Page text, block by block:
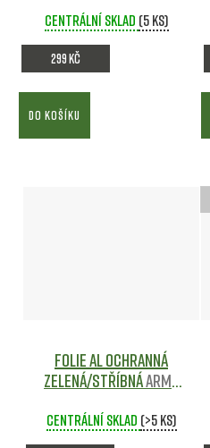
Centrální sklad (5 ks)
299 Kč
DO KOŠÍKU
Folie AL ochranná
ZELENÁ/STŘÍBNÁArmy
Centrální sklad (>5 ks)